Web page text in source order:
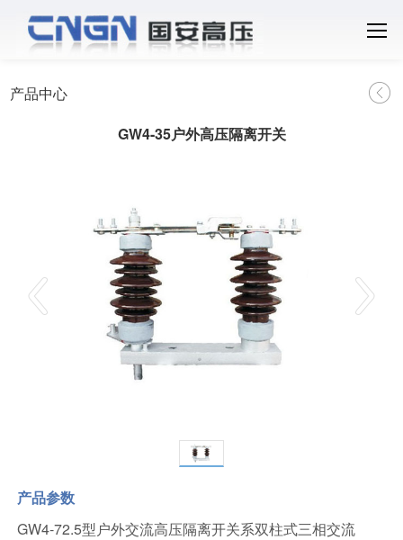
产品中心
GW4-35户外高压隔离开关
产品参数
GW4-72.5型户外交流高压隔离开关系双柱式三相交流